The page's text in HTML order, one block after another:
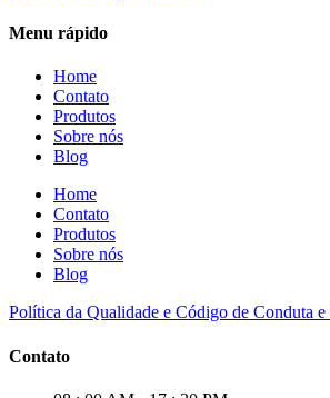
Menu rápido
Home
Contato
Produtos
Sobre nós
Blog
Home
Contato
Produtos
Sobre nós
Blog
Política da Qualidade e Código de Conduta e
Contato